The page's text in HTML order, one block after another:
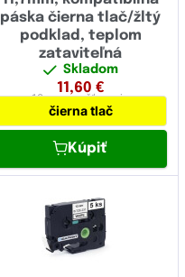
páska čierna tlač/žltý
podklad, teplom
zataviteľná
Skladom
11,60 €
12 mmzmršťovacia
čierna tlač
Kúpiť